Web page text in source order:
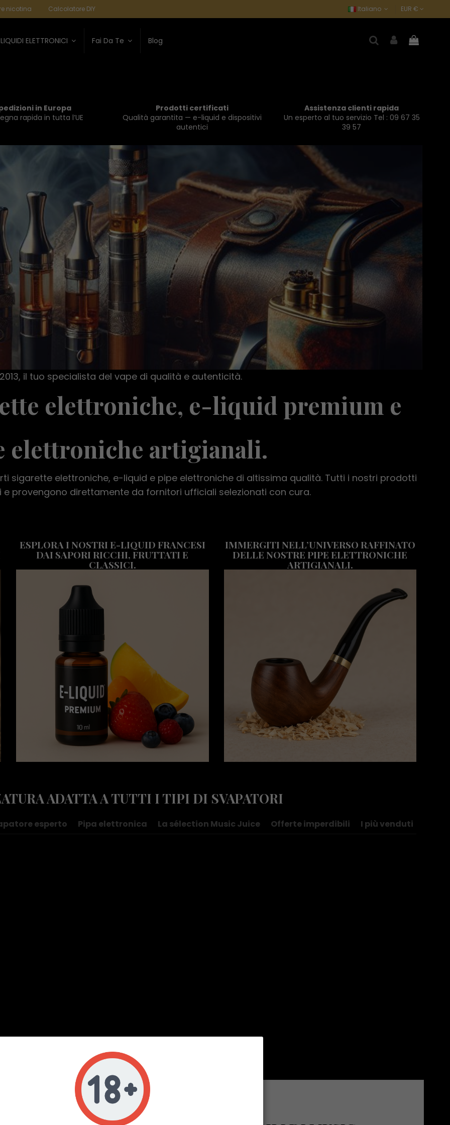
nicotina Calcolatore DIY Italiano EUR €
LIQUIDI ELETTRONICI Fai Da Te Blog
in Europa
rapida in tutta l’UE
Prodotti certificati
Qualità garantita — e-liquid e dispositivi
autentici
Assistenza clienti rapida
Un esperto al tuo servizio Tel : 09 67 35
39 57
il tuo specialista del vape di qualità e autenticità.
elettroniche, e-liquid premium e
elettroniche artigianali.
sigarette elettroniche, e-liquid e pipe elettroniche di altissima qualità. Tutti i nostri prodotti
e provengono direttamente da fornitori ufficiali selezionati con cura.
ESPLORA I NOSTRI E-LIQUID FRANCESI
DAI SAPORI RICCHI, FRUTTATI E
CLASSICI.
IMMERGITI NELL’UNIVERSO RAFFINATO
DELLE NOSTRE PIPE ELETTRONICHE
ARTIGIANALI.
ADATTA A TUTTI I TIPI DI SVAPATORI
esperto Pipa elettronica La sélection Music Juice Offerte imperdibili I più venduti